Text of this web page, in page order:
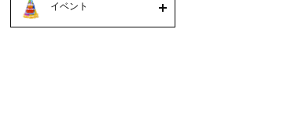
イベント